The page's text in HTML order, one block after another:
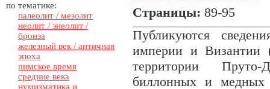
по тематике:
палеолит / мезолит
неолит / энеолит /
бронза
железный век / античная
эпоха
римское время
средние века
нумизматика и
Страницы: 89-95
Публикуются
империи и Византии
территории Пруто-
биллонных и медных